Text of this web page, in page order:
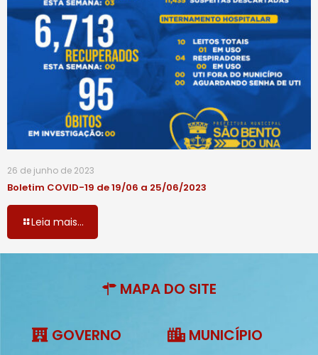
26 de junho de 2023
Boletim COVID-19 de 19/06 a 25/06/2023
Leia mais...
MAPA DO SITE
GOVERNO MUNICÍPIO